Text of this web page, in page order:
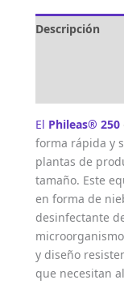
Descripción
El Phileas® 250
forma rápida y
plantas de
tamaño. Este
en forma de
desinfectante
y diseño
que necesitan